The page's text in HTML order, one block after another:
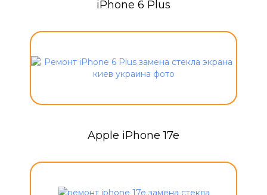
iPhone 6 Plus
Apple iPhone 17e